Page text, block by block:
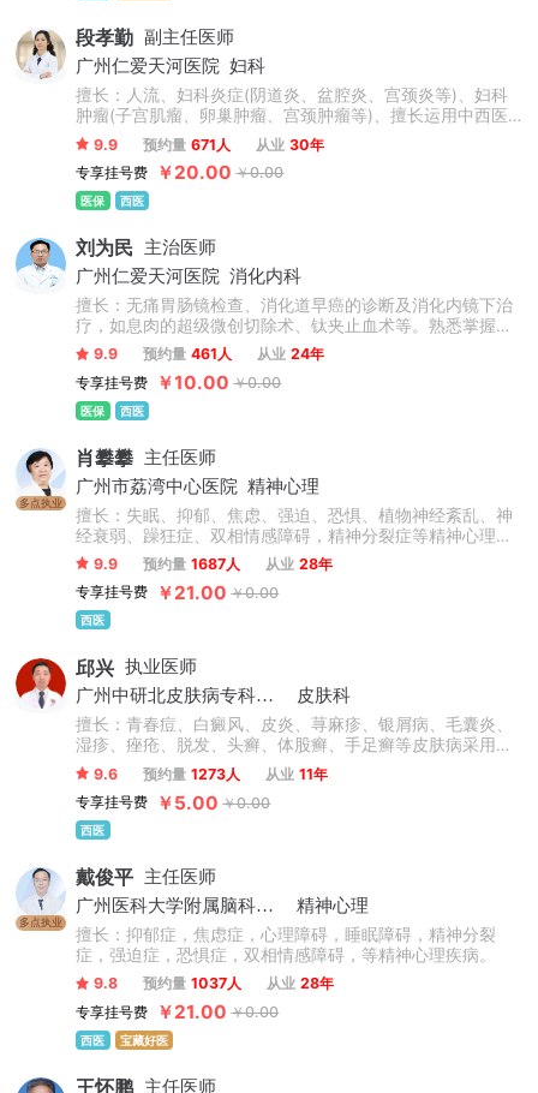
段孝勤 副主任医师
广州仁爱天河医院 妇科
擅长：人流、妇科炎症(阴道炎、盆腔炎、宫颈炎等)、妇科
肿瘤(子宫肌瘤、卵巢肿瘤、宫颈肿瘤等)、擅长运用中西医
结合及先进技术诊疗各种多囊卵巢综合征、子宫内膜异位
症、子宫腺肌症、痛经、女性不孕等。娴熟操作妇科微创手
术，如腹腔镜下子宫肌瘤及卵巢肿瘤剔除、盆腔炎症粘连分
粘、处女膜修复、生殖道畸形矫正等手术。
9.9 预约量 671人 从业 30年
专享挂号费
￥20.00 ￥0.00
医保 西医
刘为民 主治医师
广州仁爱天河医院 消化内科
擅长：无痛胃肠镜检查、消化道早癌的诊断及消化内镜下治
疗，如息肉的超级微创切除术、钛夹止血术等。熟悉掌握消
化内科常见病、多发病的诊治。
9.9 预约量 461人 从业 24年
专享挂号费
￥10.00 ￥0.00
医保 西医
多点执业
肖攀攀 主任医师
广州市荔湾中心医院 精神心理
擅长：失眠、抑郁、焦虑、强迫、恐惧、植物神经紊乱、神
经衰弱、躁狂症、双相情感障碍，精神分裂症等精神心理疾
病。
9.9 预约量 1687人 从业 28年
专享挂号费
￥21.00 ￥0.00
西医
邱兴 执业医师
广州中研北皮肤病专科门诊
皮肤科
擅长：青春痘、白癜风、皮炎、荨麻疹、银屑病、毛囊炎、
湿疹、痤疮、脱发、头癣、体股癣、手足癣等皮肤病采用中
西医结合治疗与免疫疗法治疗。
9.6 预约量 1273人 从业 11年
专享挂号费
￥5.00 ￥0.00
西医
多点执业
戴俊平 主任医师
广州医科大学附属脑科医院
精神心理
擅长：抑郁症，焦虑症，心理障碍，睡眠障碍，精神分裂
症，强迫症，恐惧症，双相情感障碍，等精神心理疾病。
9.8 预约量 1037人 从业 28年
专享挂号费
￥21.00 ￥0.00
西医 宝藏好医
王怀鹏 主任医师